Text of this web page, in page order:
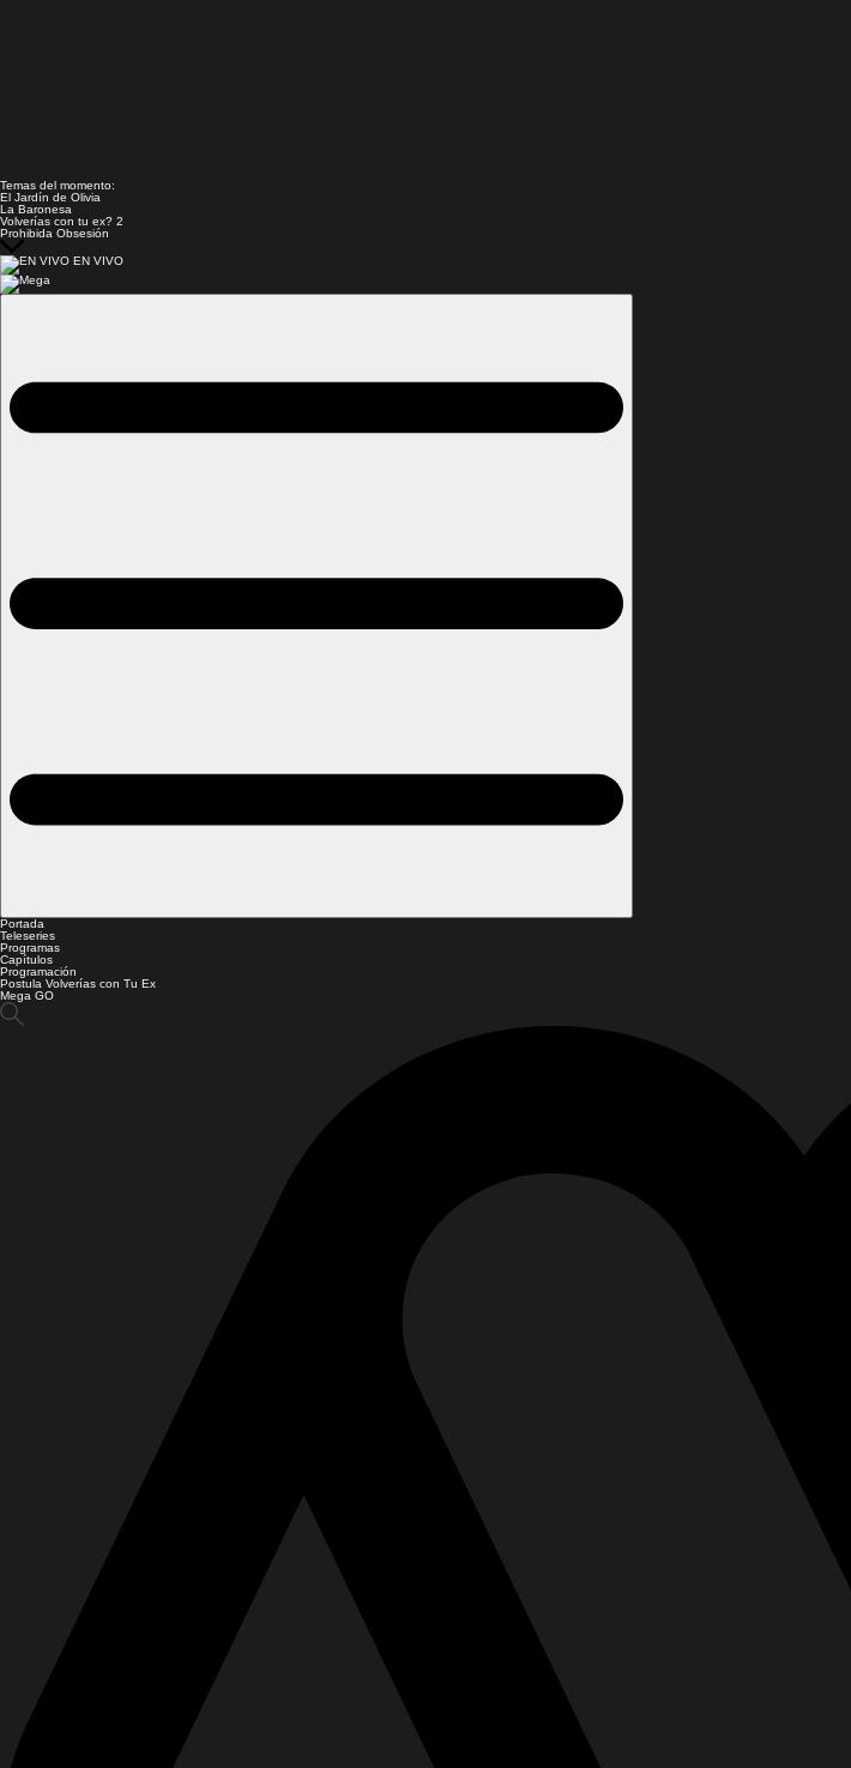
Temas del momento:
El Jardín de Olivia
La Baronesa
Volverías con tu ex? 2
Prohibida Obsesión
EN VIVO
Portada
Teleseries
Programas
Capítulos
Programación
Postula Volverías con Tu Ex
Mega GO